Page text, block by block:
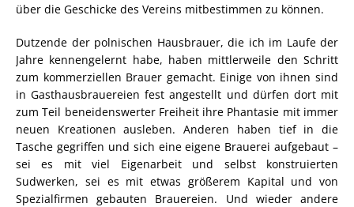
über die Geschicke des Vereins mitbestimmen zu können.
Dutzende der polnischen Hausbrauer, die ich im Laufe der
Jahre kennengelernt habe, haben mittlerweile den Schritt
zum kommerziellen Brauer gemacht. Einige von ihnen sind
in Gasthausbrauereien fest angestellt und dürfen dort mit
zum Teil beneidenswerter Freiheit ihre Phantasie mit immer
neuen Kreationen ausleben. Anderen haben tief in die
Tasche gegriffen und sich eine eigene Brauerei aufgebaut –
sei es mit viel Eigenarbeit und selbst konstruierten
Sudwerken, sei es mit etwas größerem Kapital und von
Spezialfirmen gebauten Brauereien. Und wieder andere